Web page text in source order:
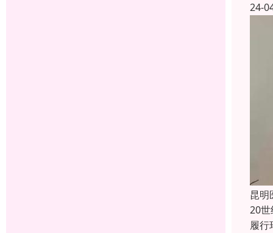
24-
昆明
20
履行